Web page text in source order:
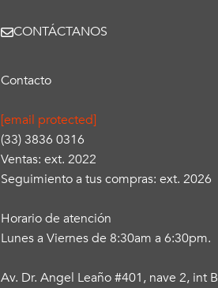
Contacto
[email protected]
(33) 3836 0316
Ventas: ext. 2022
Seguimiento a tus compras: ext. 2026
Horario de atención
Lunes a Viernes de 8:30am a 6:30pm.
Av. Dr. Angel Leaño #401, nave 2, int B
CONTÁCTANOS